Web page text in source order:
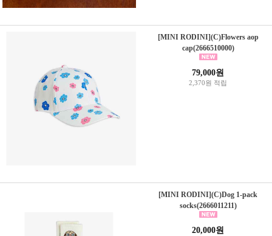
[MINI RODINI](C)Flowers aop
cap(2666510000)
79,000원
2,370원 적립
[MINI RODINI](C)Dog 1-pack
socks(2666011211)
20,000원